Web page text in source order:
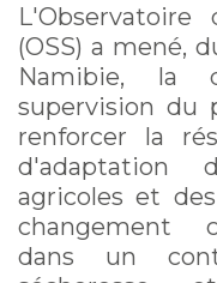
(OSS) a mené,
Namibie, la
supervision du
renforcer la
d'adaptation
agricoles et
changement
dans un